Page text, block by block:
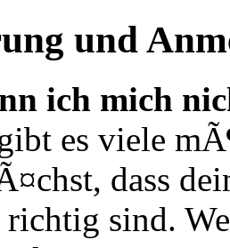
und
ich mich
es viele
dass
richtig sind.